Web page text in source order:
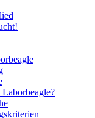
Laborbeagle?